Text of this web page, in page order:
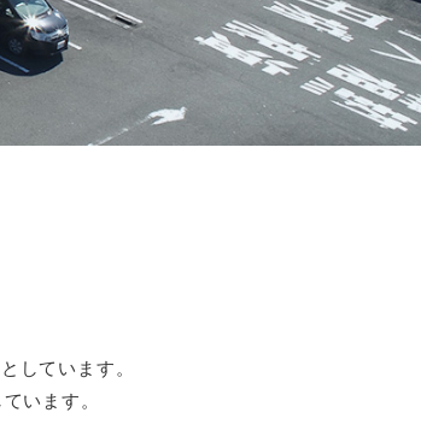
しています。
います。